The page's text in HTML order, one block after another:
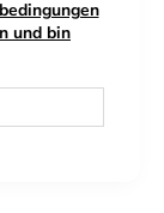
und bin